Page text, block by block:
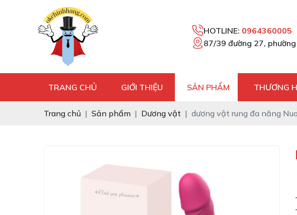
HOTLINE: 0964360005
87/39 đường 27,
TRANG CHỦ GIỚI THIỆU SẢN PHẨM THƯƠNG
Trang chủ Sản phẩm Dương vật dương vật rung đa năng